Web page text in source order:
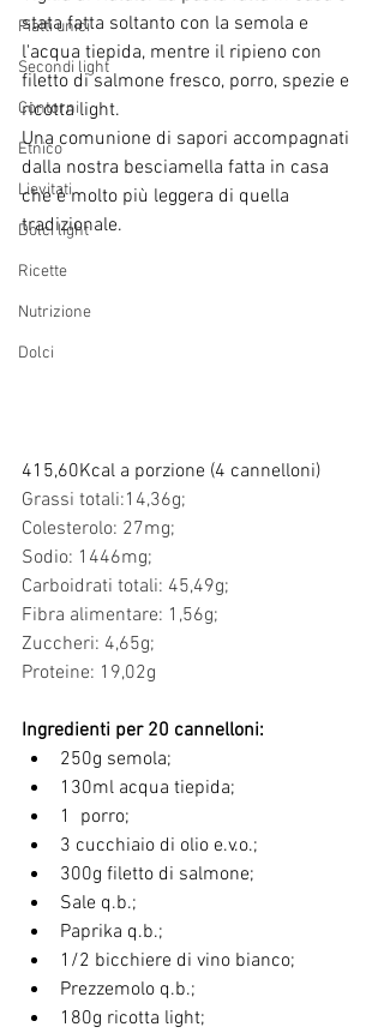
Piatti unici
Secondi light
Contorni
Etnico
Lievitati
Dolci light
Ricette
Nutrizione
Dolci
stata fatta soltanto con la semola e
l'acqua tiepida, mentre il ripieno con
filetto di salmone fresco, porro, spezie e
ricotta light.
Una comunione di sapori accompagnati
dalla nostra besciamella fatta in casa
che è molto più leggera di quella
tradizionale.
415,60Kcal a porzione (4 cannelloni)
Grassi totali:14,36g;
Colesterolo: 27mg;
Sodio: 1446mg;
Carboidrati totali: 45,49g;
Fibra alimentare: 1,56g;
Zuccheri: 4,65g;
Proteine: 19,02g
Ingredienti per 20 cannelloni:
250g semola;
130ml acqua tiepida;
1  porro;
3 cucchiaio di olio e.v.o.;
300g filetto di salmone;
Sale q.b.;
Paprika q.b.;
1/2 bicchiere di vino bianco;
Prezzemolo q.b.;
180g ricotta light;